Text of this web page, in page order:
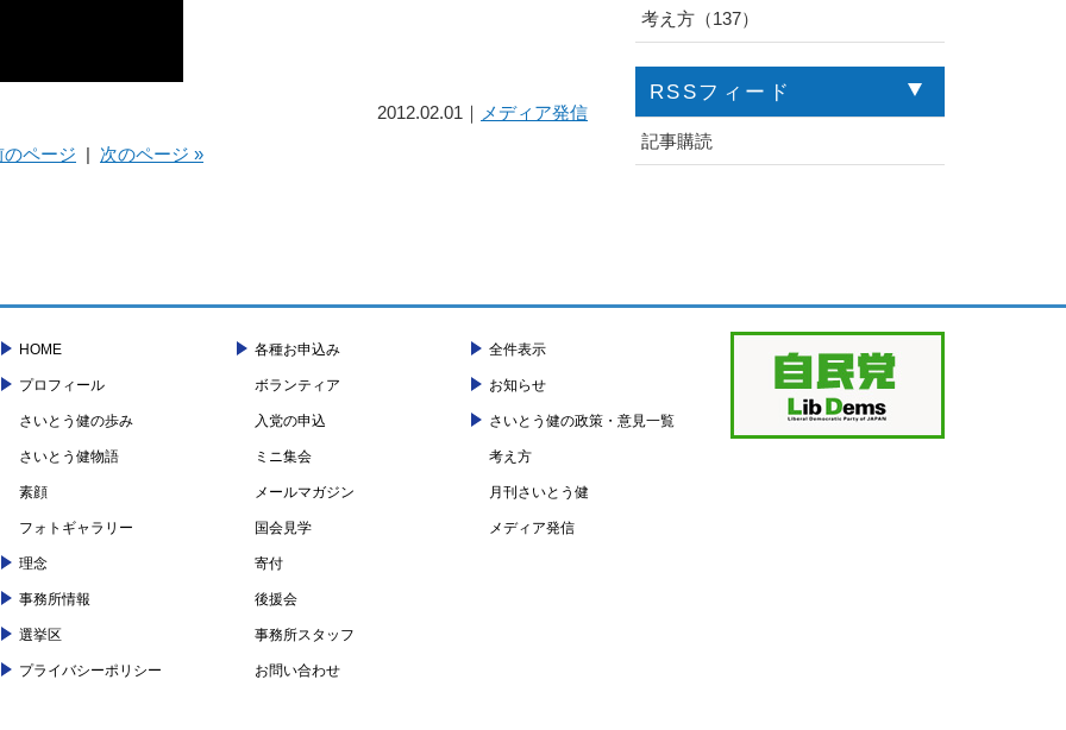
2012.02.01｜ メディア発信
のページ | 次のページ »
考え方（137）
RSSフィード
記事購読
HOME
プロフィール
さいとう健の歩み
さいとう健物語
素顔
フォトギャラリー
理念
事務所情報
選挙区
プライバシーポリシー
各種お申込み
ボランティア
入党の申込
ミニ集会
メールマガジン
国会見学
寄付
後援会
事務所スタッフ
お問い合わせ
全件表示
お知らせ
さいとう健の政策・意見一覧
考え方
月刊さいとう健
メディア発信